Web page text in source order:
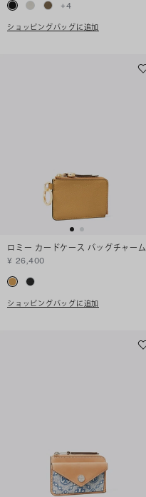
+4
ショッピングバッグに追加
ロミー カードケース バッグチャーム
¥ 26,400
ショッピングバッグに追加